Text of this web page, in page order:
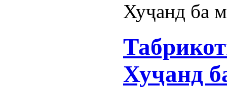
Хуҷанд ба
Хуҷанд